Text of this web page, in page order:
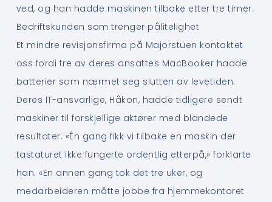
ved, og han hadde maskinen tilbake etter tre timer.
Bedriftskunden som trenger pålitelighet
Et mindre revisjonsfirma på Majorstuen kontaktet
oss fordi tre av deres ansattes MacBooker hadde
batterier som nærmet seg slutten av levetiden.
Deres IT-ansvarlige, Håkon, hadde tidligere sendt
maskiner til forskjellige aktører med blandede
resultater. «Én gang fikk vi tilbake en maskin der
tastaturet ikke fungerte ordentlig etterpå,» forklarte
han. «En annen gang tok det tre uker, og
medarbeideren måtte jobbe fra hjemmekontoret